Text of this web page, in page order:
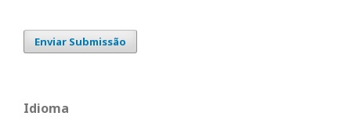
Enviar Submissão
Idioma